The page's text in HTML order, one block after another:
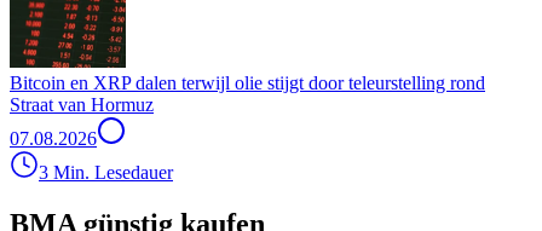
Bitcoin en XRP dalen terwijl olie stijgt door teleurstelling rond
Straat van Hormuz
07.08.2026
3 Min. Lesedauer
BMA günstig kaufen